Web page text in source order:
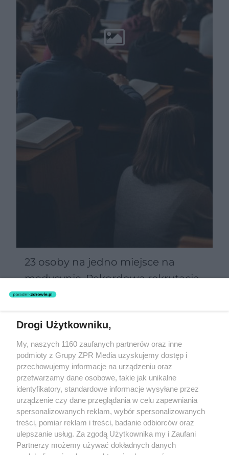
23 osoby na jedno miejsce na
medycynie. Rekordowa rekrutacja
odsłania problem polskiej ochrony
Żaden utwór zamieszczony w serwisie nie może być powielany i
rozpowszechniany lub dalej rozpowszechniany w jakikolwiek sposób
(w tym także elektroniczny lub mechaniczny) na jakimkolwiek polu
eksploatacji w jakiejkolwiek formie, włącznie z umieszczaniem w
Internecie bez pisemnej zgody właściciela praw. Jakiekolwiek użycie
lub wykorzystanie utworów w całości lub w części z naruszeniem
prawa, tzn. bez właściwej zgody, jest zabronione pod groźbą kary i
może być ścigane prawnie.
Drogi Użytkowniku,
My, naszych 1160 zaufanych partnerów oraz inne
podmioty z Grupy ZPR Media uzyskujemy dostęp i
przechowujemy informacje na urządzeniu oraz
przetwarzamy dane osobowe, takie jak unikalne
identyfikatory, standardowe informacje wysyłane przez
urządzenie czy dane przeglądania w celu zapewniania
spersonalizowanych reklam, wybór spersonalizowanych
treści, pomiar reklam i treści, badanie odbiorców oraz
ulepszanie usług. Za zgodą Użytkownika my i Zaufani
Partnerzy możemy używać dokładnych danych